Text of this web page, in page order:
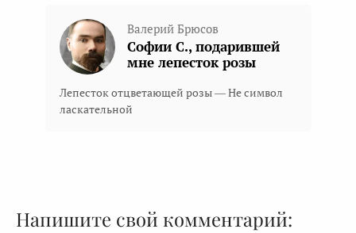
Валерий Брюсов
Софии С., подарившей
мне лепесток розы
Лепесток отцветающей розы — Не символ
ласкательной
Напишите свой комментарий: